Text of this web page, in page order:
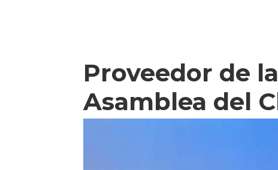
Proveedor de
Asamblea del